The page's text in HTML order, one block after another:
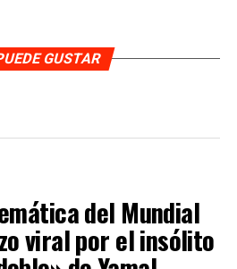
GUSTAR
del Mundial
viral por el insólito